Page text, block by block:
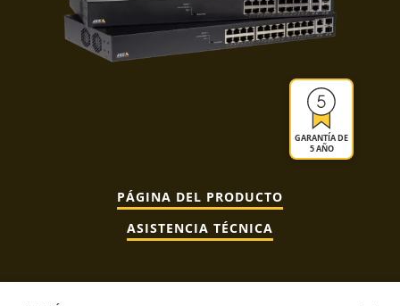
GARANTÍA DE
5 AÑO
PÁGINA DEL PRODUCTO
ASISTENCIA TÉCNICA